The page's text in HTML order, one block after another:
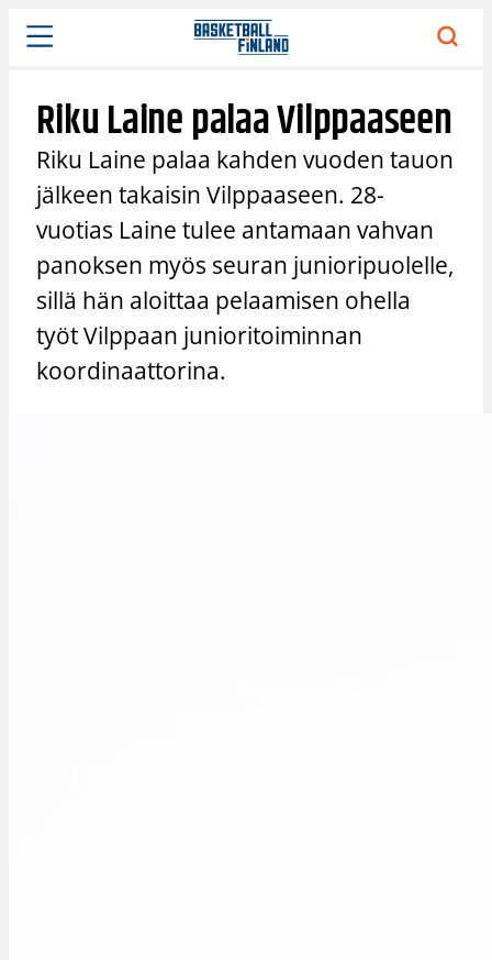
Siirry
sisältöön
Riku Laine palaa Vilppaaseen
Riku Laine palaa kahden vuoden tauon
jälkeen takaisin Vilppaaseen. 28-
vuotias Laine tulee antamaan vahvan
panoksen myös seuran junioripuolelle,
sillä hän aloittaa pelaamisen ohella
työt Vilppaan junioritoiminnan
koordinaattorina.